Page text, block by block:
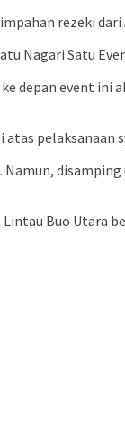
rezeki
Nagari Satu
depan event ini
pelaksanaan
disamping
Buo Utara